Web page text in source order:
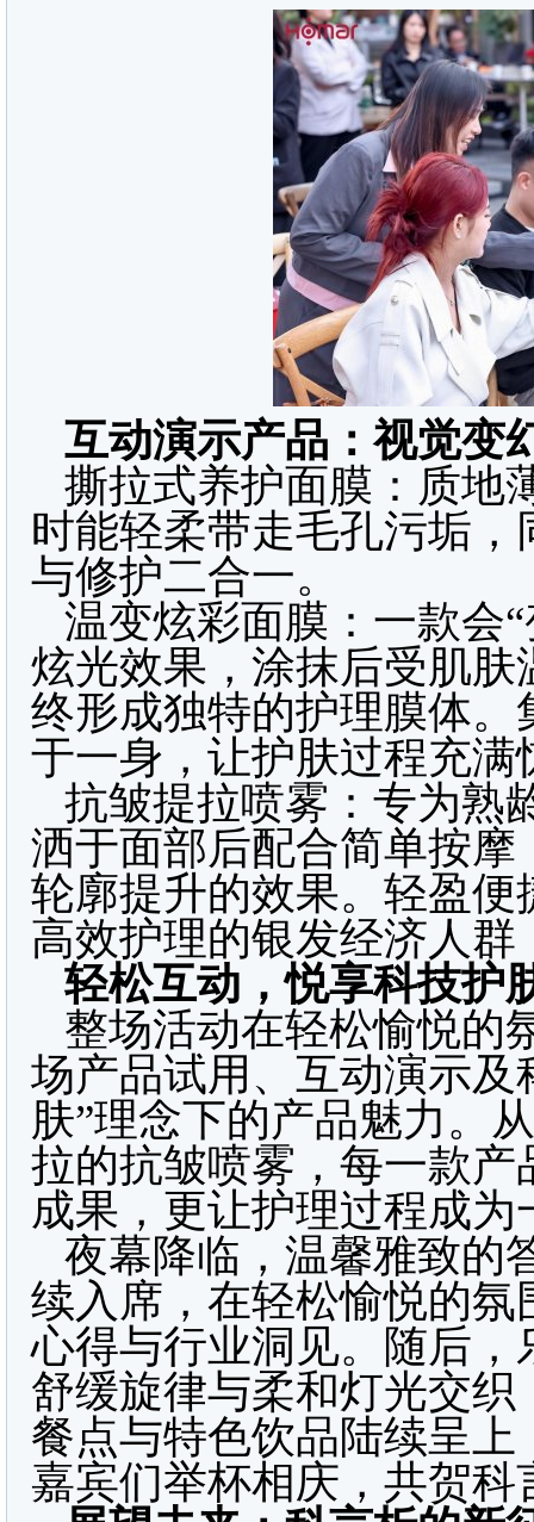
互动演示产品：视觉变
撕拉式养护面膜：质地
时能轻柔带走毛孔污垢
与修护二合一。
温变炫彩面膜：一款会
炫光效果，涂抹后受肌
终形成独特的护理膜体
于一身，让护肤过程充满
抗皱提拉喷雾：专为熟
洒于面部后配合简单按
轮廓提升的效果。轻盈
高效护理的银发经济人
轻松互动，悦享科技护
整场活动在轻松愉悦的
场产品试用、互动演示及
肤”理念下的产品魅力。
拉的抗皱喷雾，每一款
成果，更让护理过程成为
夜幕降临，温馨雅致的
续入席，在轻松愉悦的
心得与行业洞见。随后
舒缓旋律与柔和灯光交
餐点与特色饮品陆续呈
嘉宾们举杯相庆，共贺